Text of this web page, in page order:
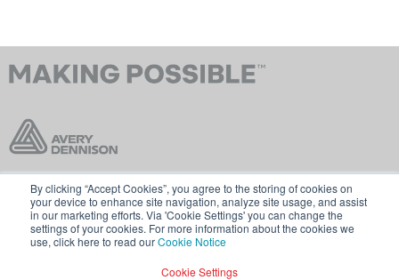
By clicking “Accept Cookies”, you agree to the storing of cookies on
your device to enhance site navigation, analyze site usage, and assist
in our marketing efforts. Via 'Cookie Settings' you can change the
settings of your cookies. For more information about the cookies we
use, click here to read ourCookie Notice
Cookie Settings
お問い合わせ
販売規約
Cookieポリシー
一般データ保護規則
averydennison.comにアクセス